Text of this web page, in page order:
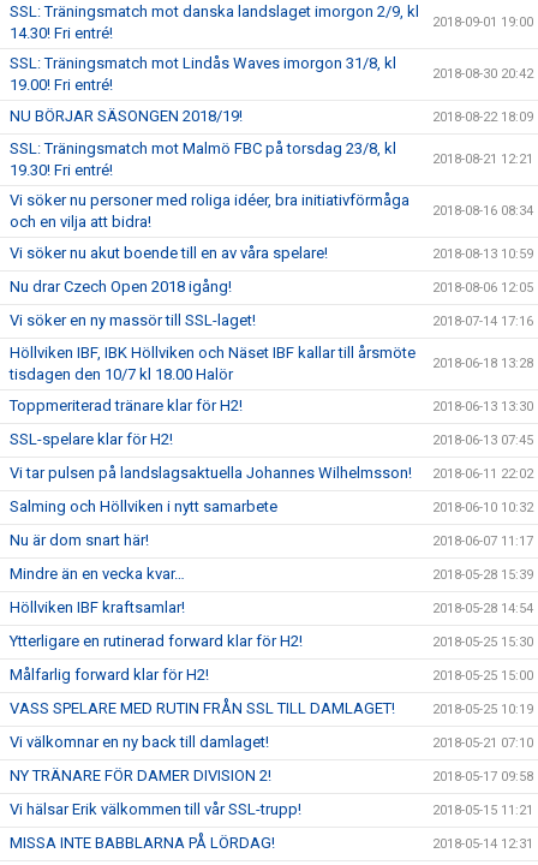
SSL: Träningsmatch mot danska landslaget imorgon 2/9, kl
14.30! Fri entré!
2018-09-01 19:00
SSL: Träningsmatch mot Lindås Waves imorgon 31/8, kl
19.00! Fri entré!
2018-08-30 20:42
NU BÖRJAR SÄSONGEN 2018/19! 2018-08-22 18:09
SSL: Träningsmatch mot Malmö FBC på torsdag 23/8, kl
19.30! Fri entré!
2018-08-21 12:21
Vi söker nu personer med roliga idéer, bra initiativförmåga
och en vilja att bidra!
2018-08-16 08:34
Vi söker nu akut boende till en av våra spelare! 2018-08-13 10:59
Nu drar Czech Open 2018 igång! 2018-08-06 12:05
Vi söker en ny massör till SSL-laget! 2018-07-14 17:16
Höllviken IBF, IBK Höllviken och Näset IBF kallar till årsmöte
tisdagen den 10/7 kl 18.00 Halör
2018-06-18 13:28
Toppmeriterad tränare klar för H2! 2018-06-13 13:30
SSL-spelare klar för H2! 2018-06-13 07:45
Vi tar pulsen på landslagsaktuella Johannes Wilhelmsson! 2018-06-11 22:02
Salming och Höllviken i nytt samarbete 2018-06-10 10:32
Nu är dom snart här! 2018-06-07 11:17
Mindre än en vecka kvar… 2018-05-28 15:39
Höllviken IBF kraftsamlar! 2018-05-28 14:54
Ytterligare en rutinerad forward klar för H2! 2018-05-25 15:30
Målfarlig forward klar för H2! 2018-05-25 15:00
VASS SPELARE MED RUTIN FRÅN SSL TILL DAMLAGET! 2018-05-25 10:19
Vi välkomnar en ny back till damlaget! 2018-05-21 07:10
NY TRÄNARE FÖR DAMER DIVISION 2! 2018-05-17 09:58
Vi hälsar Erik välkommen till vår SSL-trupp! 2018-05-15 11:21
MISSA INTE BABBLARNA PÅ LÖRDAG! 2018-05-14 12:31